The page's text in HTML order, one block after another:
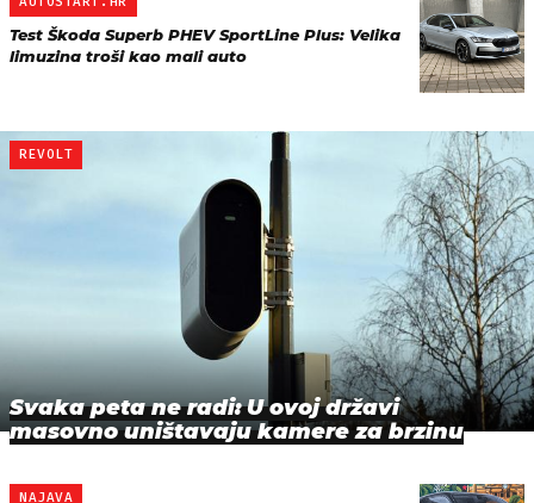
Test Škoda Superb PHEV SportLine Plus: Velika
limuzina troši kao mali auto
REVOLT
Svaka peta ne radi: U ovoj državi
masovno uništavaju kamere za brzinu
NAJAVA